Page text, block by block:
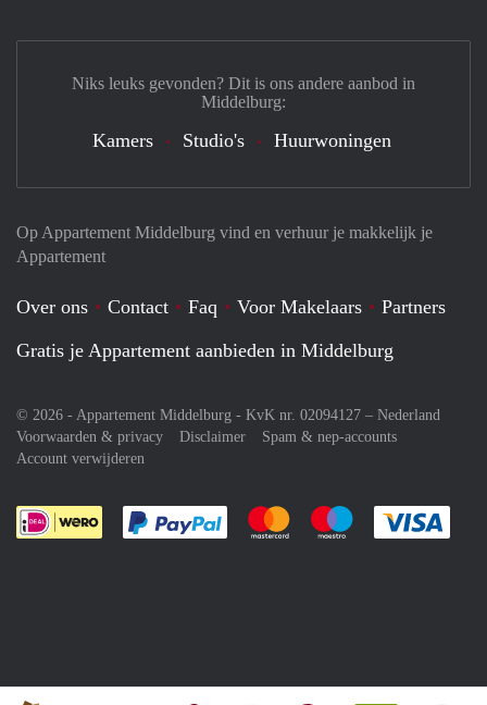
Op Appartement Middelburg vind en verhuur je makkelijk je
Appartement
Over ons Contact Faq Voor Makelaars
Partners
Gratis je Appartement aanbieden in Middelburg
© 2026 - Appartement Middelburg - KvK nr. 02094127 – Nederland
Voorwaarden & privacy
Disclaimer
Spam & nep-accounts
Account verwijderen
Je rekent gemakkelijk af met Paypal
Je rekent gemakkelijk af met
Je rekent
Niks leuks gevonden? Dit is ons andere aanbod in
Middelburg:
Kamers Studio's Huurwoningen